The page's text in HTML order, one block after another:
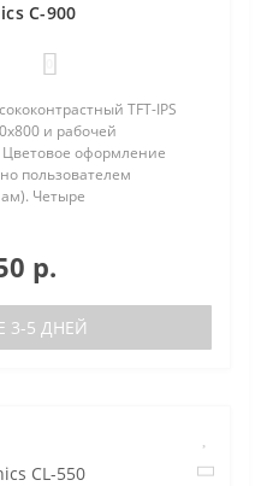
C-900
TFT-IPS
и рабочей
Цветовое оформление
пользователем
Четыре
р.
5 ДНЕЙ